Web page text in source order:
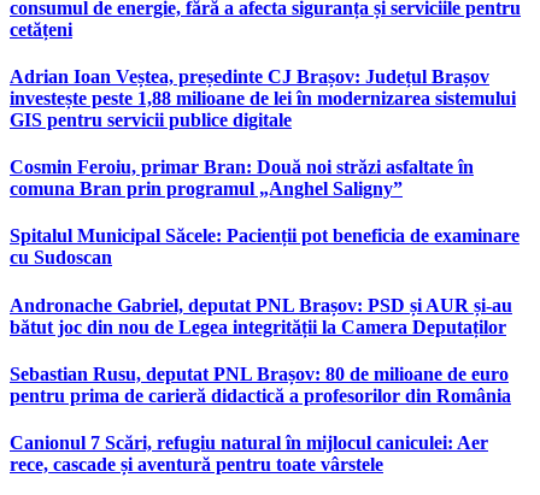
consumul de energie, fără a afecta siguranța și serviciile pentru
cetățeni
Adrian Ioan Veștea, președinte CJ Brașov: Județul Brașov
investește peste 1,88 milioane de lei în modernizarea sistemului
GIS pentru servicii publice digitale
Cosmin Feroiu, primar Bran: Două noi străzi asfaltate în
comuna Bran prin programul „Anghel Saligny”
Spitalul Municipal Săcele: Pacienții pot beneficia de examinare
cu Sudoscan
Andronache Gabriel, deputat PNL Brașov: PSD și AUR și-au
bătut joc din nou de Legea integrității la Camera Deputaților
Sebastian Rusu, deputat PNL Brașov: 80 de milioane de euro
pentru prima de carieră didactică a profesorilor din România
Canionul 7 Scări, refugiu natural în mijlocul caniculei: Aer
rece, cascade și aventură pentru toate vârstele